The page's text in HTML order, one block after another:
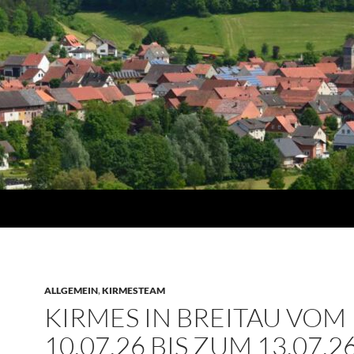
ALLGEMEIN,KIRMESTEAM
KIRMES IN BREITAU VOM
10.07.26 BIS ZUM